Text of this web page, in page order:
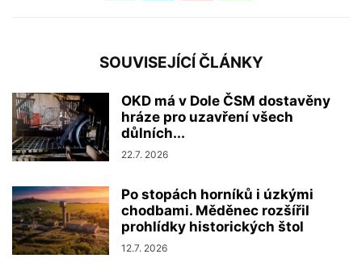
SOUVISEJÍCÍ ČLÁNKY
OKD má v Dole ČSM dostavěny
hráze pro uzavření všech
důlních...
22.7. 2026
Po stopách horníků i úzkými
chodbami. Měděnec rozšířil
prohlídky historických štol
12.7. 2026